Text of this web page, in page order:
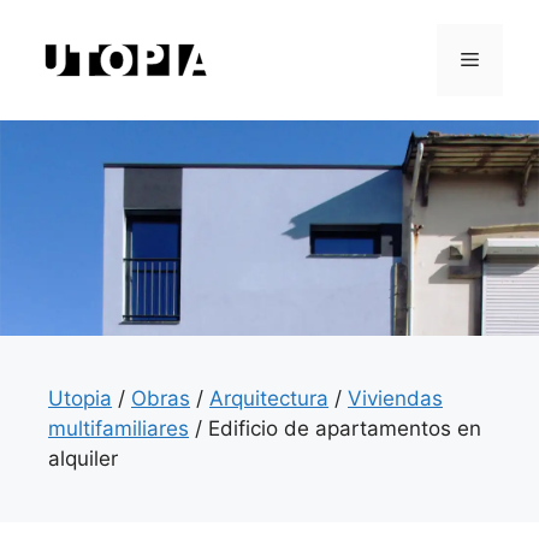
contenido
Menú
Utopia / Obras / Arquitectura / Viviendas
multifamiliares / Edificio de apartamentos en
alquiler